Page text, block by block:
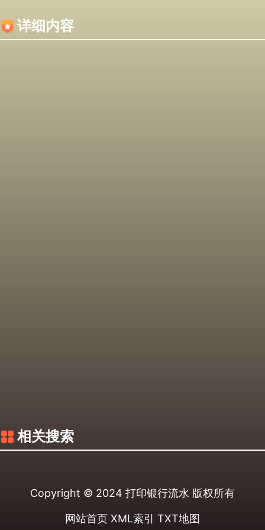
详细内容
相关搜索
Copyright © 2024 打印银行流水 版权所有
网站首页 XML索引 TXT地图